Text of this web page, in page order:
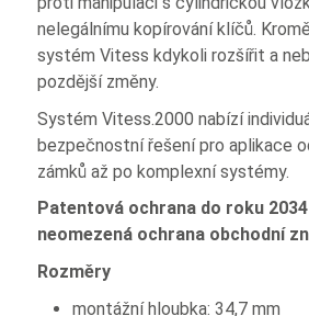
nelegálnímu kopírování klíčů.
systém Vitess kdykoli rozšířit a
pozdější změny.
Systém Vitess.2000 nabízí
bezpečnostní řešení pro aplikace
zámků až po komplexní systémy.
Patentová ochrana do roku
neomezená ochrana obchodní
Rozměry
montážní hloubka: 34,7 mm